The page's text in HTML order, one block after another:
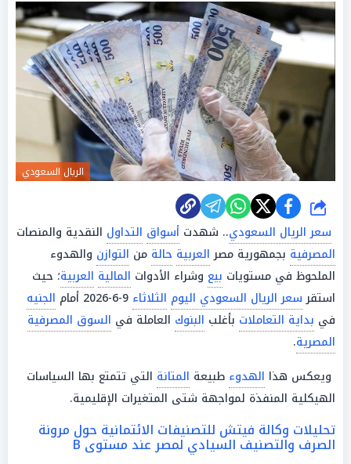
الريال السعودي
شارك
سعر الريال السعودي.. شهدت أسواق التداول النقدية والمنصات
المصرفية بجمهورية مصرالعربية حالة من التوازن والهدوء
الملحوظ في مستويات بيع وشراء الأدوات المالية العربية؛ حيث
استقرسعر الريال السعودي اليوم الثلاثاء
الجنيه
في بداية التعاملات بأغلب البنوك العاملة في السوق المصرفية
المصرية.
ويعكس هذا الهدوء طبيعة المتانة التي تتمتع بها السياسات
الهيكلية المنفذة لمواجهة شتى المتغيرات الإقليمية.
تحليلات وكالة فيتش للتصنيفات الائتمانية حول مرونة
الصرف والتصنيف السيادي لمصر عند مستوى B